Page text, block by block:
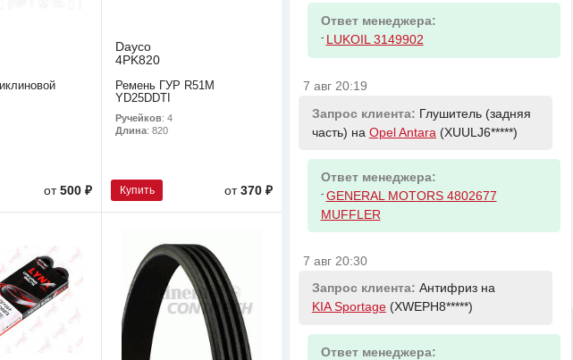
от500 ₽
Dayco
4PK820
Ремень ГУР R51M
YD25DDTI
Ручейков: 4
Длина: 820
Купить от 370 ₽
Ответ менеджера:
- LUKOIL 3149902
7 авг 20:19
Запрос клиента: Глушитель (задняя
часть) на Opel Antara (XUULJ6*****)
Ответ менеджера:
- GENERAL MOTORS 4802677
MUFFLER
7 авг 20:30
Запрос клиента: Антифриз на
KIA Sportage(XWEPH8*****)
Ответ менеджера: